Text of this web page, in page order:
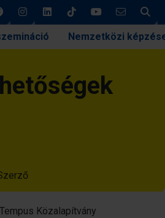
Nemzetközi
Tempus Közalapítvány